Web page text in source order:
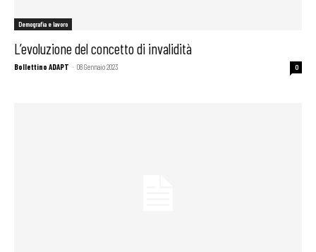
Demografia e lavoro
L’evoluzione del concetto di invalidità
Bollettino ADAPT - 08 Gennaio 2023 0